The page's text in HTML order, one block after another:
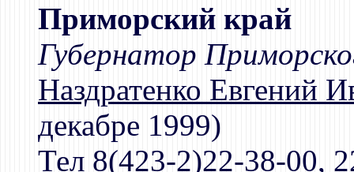
Приморский край
Губернатор
Наздратенко Евгений
декабре 1999)
Тел 8(423-2)22-38-00,